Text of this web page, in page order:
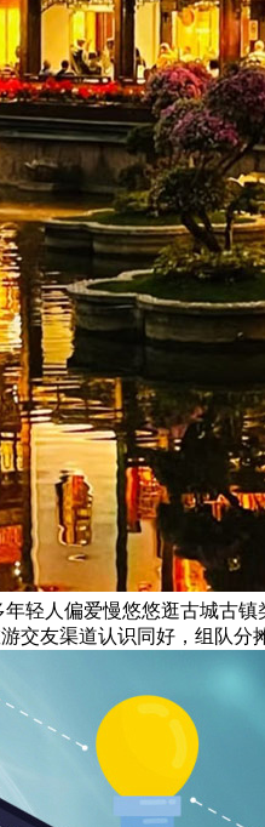
轻人偏爱慢悠悠逛古城古
交友渠道认识同好，组队分